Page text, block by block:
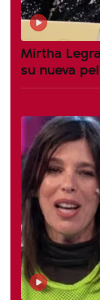
Mirtha
su nueva